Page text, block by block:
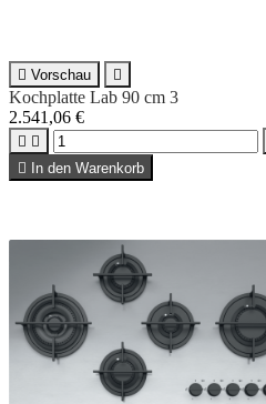
 Vorschau 
Kochplatte Lab 90 cm 3
2.541,06 €
 
 In den Warenkorb